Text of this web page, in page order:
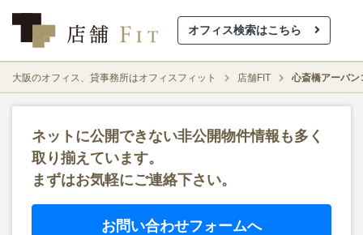
オフィス検索はこちら
大阪のオフィス、貸事務所はオフィスフィット 店舗FIT 心斎橋アーバン
ネットに公開できない非公開物件情報も多く
取り揃えています。
まずはお気軽にご連絡下さい。
お問い合わせフォームへ